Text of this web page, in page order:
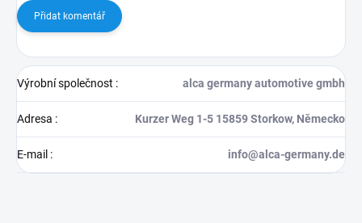
Přidat komentář
Výrobní společnost : alca germany automotive gmbh
Adresa : Kurzer Weg 1-5 15859 Storkow, Německo
E-mail : info@alca-germany.de